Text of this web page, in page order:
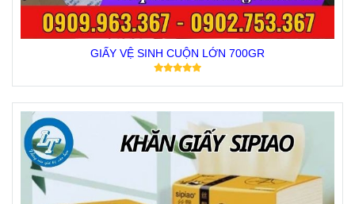
GIẤY VỆ SINH CUỘN LỚN 700GR